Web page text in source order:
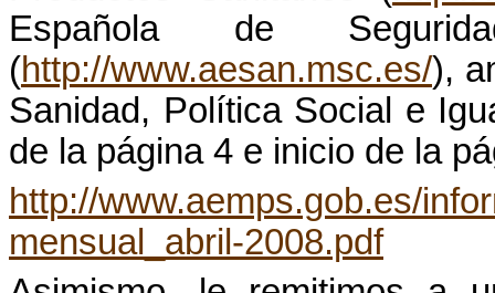
Española de
(http://www.aesan.msc.es/),
Sanidad, Política Social e
de la página4 e inicio de la
http://www.aemps.gob.es/
mensual_abril-2008.pdf